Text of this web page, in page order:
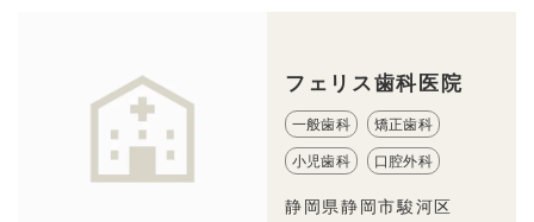
フェリス歯科医院
一般歯科 矯正歯科
小児歯科 口腔外科
静岡県静岡市駿河区